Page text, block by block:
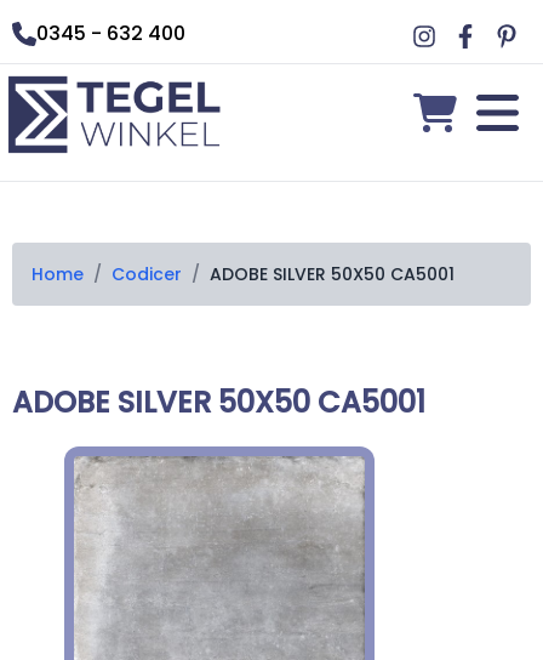
0345 - 632 400
Home / Codicer / ADOBE SILVER 50X50 CA5001
ADOBE SILVER 50X50 CA5001